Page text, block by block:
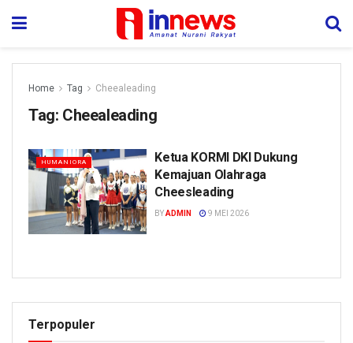
Home Tag Cheealeading
Tag: Cheealeading
HUMANIORA
Ketua KORMI DKI Dukung
Kemajuan Olahraga
Cheesleading
BY ADMIN 9 MEI 2026
Terpopuler